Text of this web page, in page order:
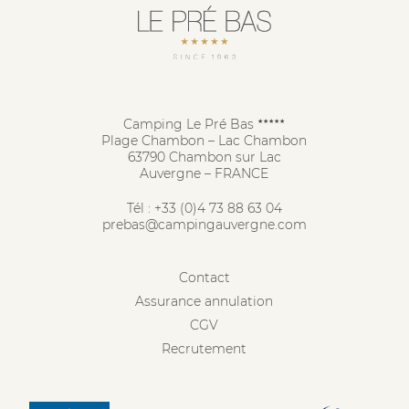
Camping Le Pré Bas ★★★★★
Plage Chambon – Lac Chambon
63790 Chambon sur Lac
Auvergne – FRANCE
Tél : +33 (0)4 73 88 63 04
prebas@campingauvergne.com
Contact
Assurance annulation
CGV
Recrutement